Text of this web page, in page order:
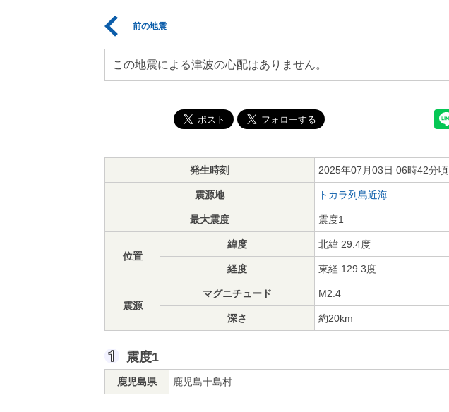
前の地震
この地震による津波の心配はありません。
発生時刻 2025年07月03日 06時42分頃
震源地 トカラ列島近海
最大震度 震度1
位置
緯度 北緯 29.4度
経度 東経 129.3度
震源
マグニチュード M2.4
深さ 約20km
震度1
鹿児島県 鹿児島十島村